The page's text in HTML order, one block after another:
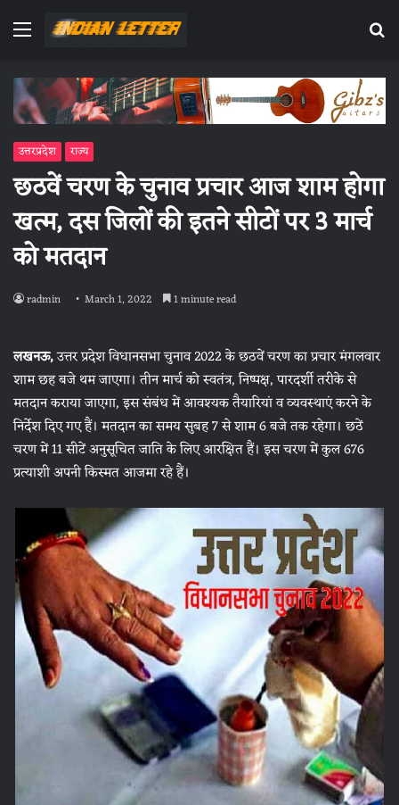
Menu
उत्तरप्रदेश राज्य
छठवें चरण के चुनाव प्रचार आज शाम होगा
खत्म, दस जिलों की इतने सीटों पर 3 मार्च
को मतदान
radmin March 1, 2022 1 minute read
लखनऊ,उत्तर प्रदेश विधानसभा चुनाव 2022 के छठवें चरण का प्रचार मंगलवार
शाम छह बजे थम जाएगा। तीन मार्च को स्वतंत्र, निष्पक्ष, पारदर्शी तरीके से
मतदान कराया जाएगा, इस संबंध में आवश्यक तैयारियां व व्यवस्थाएं करने के
निर्देश दिए गए हैं। मतदान का समय सुबह 7 से शाम 6 बजे तक रहेगा। छठें
चरण में 11 सीटें अनुसूचित जाति के लिए आरक्षित हैं। इस चरण में कुल 676
प्रत्याशी अपनी किस्मत आजमा रहे हैं।